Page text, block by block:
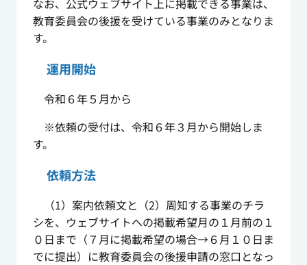
なお、公式ウェブサイト上に掲載できる事業は、
教育委員会の後援を受けている事業のみとなりま
す。
運用開始
令和６年５月から
※依頼の受付は、令和６年３月から開始しま
す。
依頼方法
（1）案内依頼文と（2）周知する事業のチラ
シを、ウェブサイトへの掲載希望月の１月前の１
０日まで（７月に掲載希望の場合→６月１０日ま
でに提出）に教育委員会の後援申請の窓口となっ